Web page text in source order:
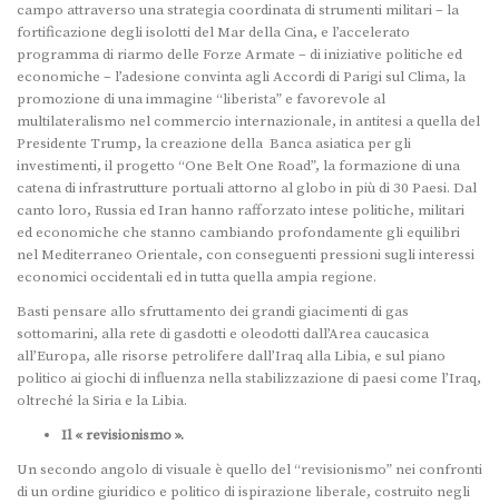
campo attraverso una strategia coordinata di strumenti militari – la
fortificazione degli isolotti del Mar della Cina, e l’accelerato
programma di riarmo delle Forze Armate – di iniziative politiche ed
economiche – l’adesione convinta agli Accordi di Parigi sul Clima, la
promozione di una immagine “liberista” e favorevole al
multilateralismo nel commercio internazionale, in antitesi a quella del
Presidente Trump, la creazione della Banca asiatica per gli
investimenti, il progetto “One Belt One Road”, la formazione di una
catena di infrastrutture portuali attorno al globo in più di 30 Paesi. Dal
canto loro, Russia ed Iran hanno rafforzato intese politiche, militari
ed economiche che stanno cambiando profondamente gli equilibri
nel Mediterraneo Orientale, con conseguenti pressioni sugli interessi
economici occidentali ed in tutta quella ampia regione.
Basti pensare allo sfruttamento dei grandi giacimenti di gas
sottomarini, alla rete di gasdotti e oleodotti dall’Area caucasica
all’Europa, alle risorse petrolifere dall’Iraq alla Libia, e sul piano
politico ai giochi di influenza nella stabilizzazione di paesi come l’Iraq,
oltreché la Siria e la Libia.
Il « revisionismo ».
Un secondo angolo di visuale è quello del “revisionismo” nei confronti
di un ordine giuridico e politico di ispirazione liberale, costruito negli